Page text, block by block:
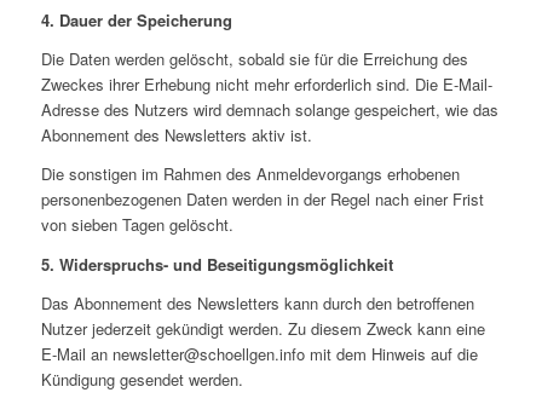
4. Dauer der Speicherung
Die Daten werden gelöscht, sobald sie für die Erreichung des
Zweckes ihrer Erhebung nicht mehr erforderlich sind. Die E-Mail-
Adresse des Nutzers wird demnach solange gespeichert, wie das
Abonnement des Newsletters aktiv ist.
Die sonstigen im Rahmen des Anmeldevorgangs erhobenen
personenbezogenen Daten werden in der Regel nach einer Frist
von sieben Tagen gelöscht.
5. Widerspruchs- und Beseitigungsmöglichkeit
Das Abonnement des Newsletters kann durch den betroffenen
Nutzer jederzeit gekündigt werden. Zu diesem Zweck kann eine
E-Mail an newsletter@schoellgen.info mit dem Hinweis auf die
Kündigung gesendet werden.